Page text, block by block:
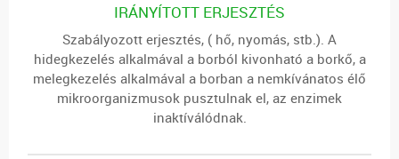
IRÁNYÍTOTT ERJESZTÉS
Szabályozott erjesztés, ( hő, nyomás, stb.). A
hidegkezelés alkalmával a borból kivonható a borkő, a
melegkezelés alkalmával a borban a nemkívánatos élő
mikroorganizmusok pusztulnak el, az enzimek
inaktíválódnak.